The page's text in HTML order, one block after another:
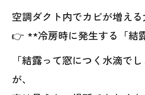
空調ダクト内でカビが増える
👉 **冷房時に発生する「結
「結露って窓につく水滴で
が、